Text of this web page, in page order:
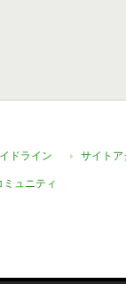
ドライン サイトア
ミュニティ